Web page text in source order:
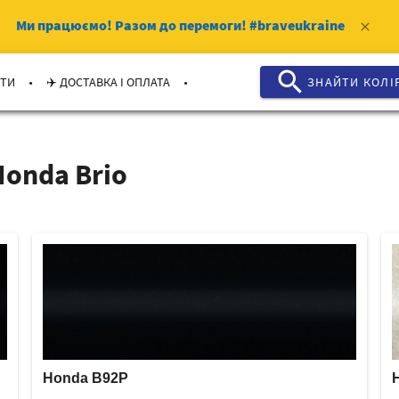
Ми працюємо! Разом до перемоги! #braveukraine clear
. ✈️ ДОСТАВКА І ОПЛАТА . search ЗНАЙТИ
Brio
Honda B92P